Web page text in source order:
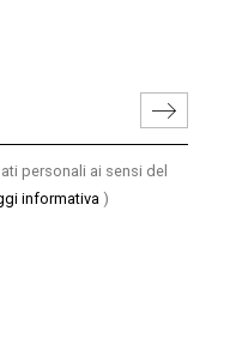
personali ai sensi del
informativa )